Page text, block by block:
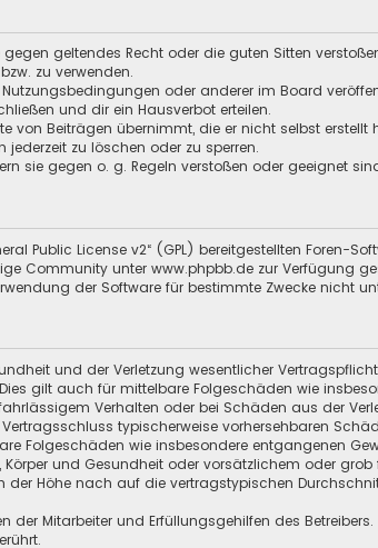
geltendes Recht oder die guten Sitten
zu verwenden.
oder anderer im Board
und dir ein Hausverbot erteilen.
von Beiträgen übernimmt, die er nicht selbst
jederzeit zu löschen oder zu sperren.
sie gegen o. g. Regeln verstoßen oder geeignet
Public License v2“ (GPL) bereitgestellten Foren-
Community unter www.phpbb.de zur Verfügung
der Software für bestimmte Zwecke nicht
und der Verletzung wesentlicher
gilt auch für mittelbare Folgeschäden wie
Verhalten oder bei Schäden aus der
typischerweise vorhersehbaren
Folgeschäden wie insbesondere entgangenen
und Gesundheit oder vorsätzlichem oder
Höhe nach auf die vertragstypischen
Mitarbeiter und Erfüllungsgehilfen des Betreibers.